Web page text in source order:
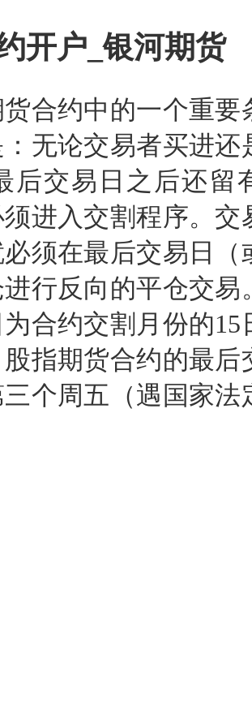
开户_银河期货
合约中的一个重要
无论交易者买进还
后交易日之后还留
进入交割程序。交
须在最后交易日（
行反向的平仓交易
合约交割月份的15
指期货合约的最后
个周五（遇国家法